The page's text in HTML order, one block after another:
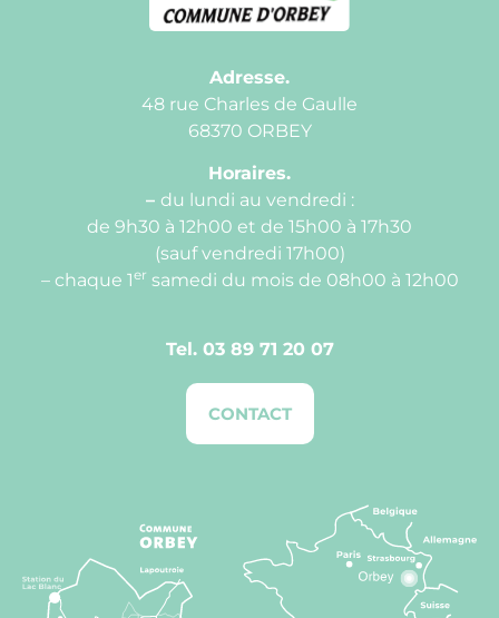
Adresse.
48 rue Charles de Gaulle
68370 ORBEY
Horaires.
– du lundi au vendredi :
de 9h30 à 12h00 et de 15h00 à 17h30
(sauf vendredi 17h00)
– chaque 1er samedi du mois de 08h00 à 12h00
Tel. 03 89 71 20 07
CONTACT